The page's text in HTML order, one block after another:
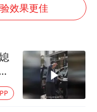
船舶避风项目停工 多地全力防台风
降致车辆损坏”不实
男子结婚8年发现3个女儿均非亲生
实干挑大梁
效果更佳